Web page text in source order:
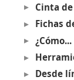
Cinta
Fichas
¿Cómo...
Desde